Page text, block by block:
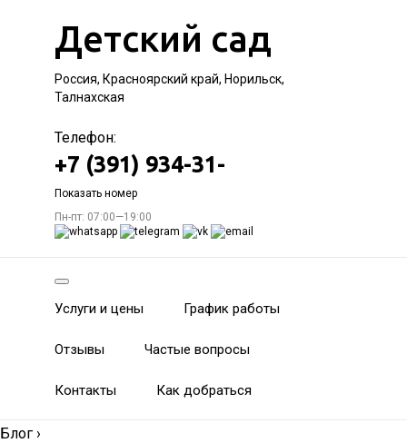
Детский сад
Россия, Красноярский край, Норильск,
Талнахская
Телефон:
+7 (391) 934-31-
Показать номер
Пн-пт: 07:00—19:00
Услуги и цены График работы
Отзывы Частые вопросы
Контакты Как добраться
Блог ›